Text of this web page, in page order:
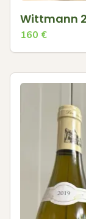
Wittmann
160 €